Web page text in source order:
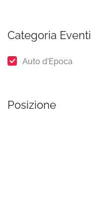
Categoria Eventi
Auto d'Epoca
Posizione